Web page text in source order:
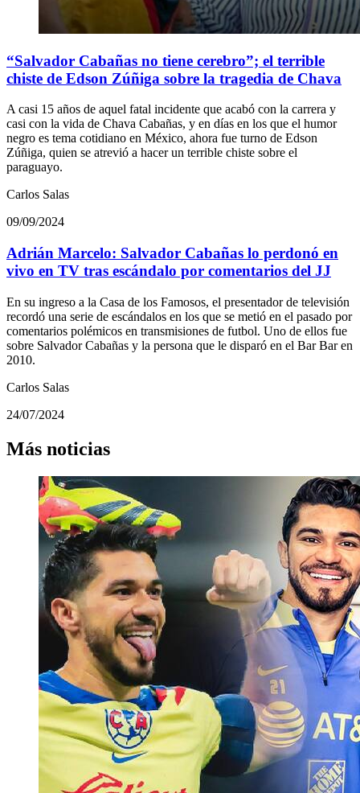
“Salvador Cabañas no tiene cerebro”; el terrible
chiste de Edson Zúñiga sobre la tragedia de Chava
A casi 15 años de aquel fatal incidente que acabó con la carrera y
casi con la vida de Chava Cabañas, y en días en los que el humor
negro es tema cotidiano en México, ahora fue turno de Edson
Zúñiga, quien se atrevió a hacer un terrible chiste sobre el
paraguayo.
Carlos Salas
09/09/2024
Adrián Marcelo: Salvador Cabañas lo perdonó en
vivo en TV tras escándalo por comentarios del JJ
En su ingreso a la Casa de los Famosos, el presentador de televisión
recordó una serie de escándalos en los que se metió en el pasado por
comentarios polémicos en transmisiones de futbol. Uno de ellos fue
sobre Salvador Cabañas y la persona que le disparó en el Bar Bar en
2010.
Carlos Salas
24/07/2024
Más noticias